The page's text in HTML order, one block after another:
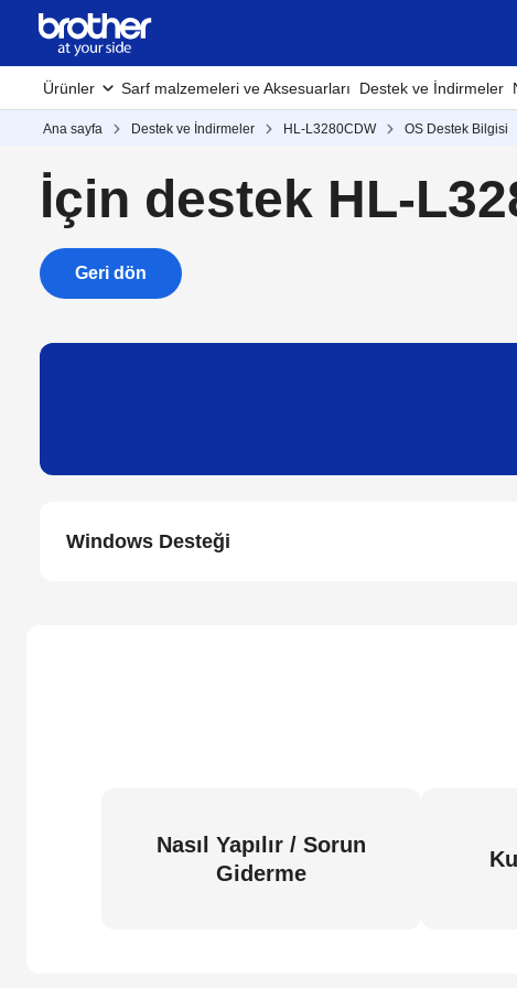
Ürünler Sarf malzemeleri ve Aksesuarları Destek ve İndirmeler
Ana sayfa Destek ve İndirmeler HL-L3280CDW OS Destek Bilgisi
İçin destek HL-
Geri dön
Windows Desteği
Nasıl Yapılır / Sorun
Giderme